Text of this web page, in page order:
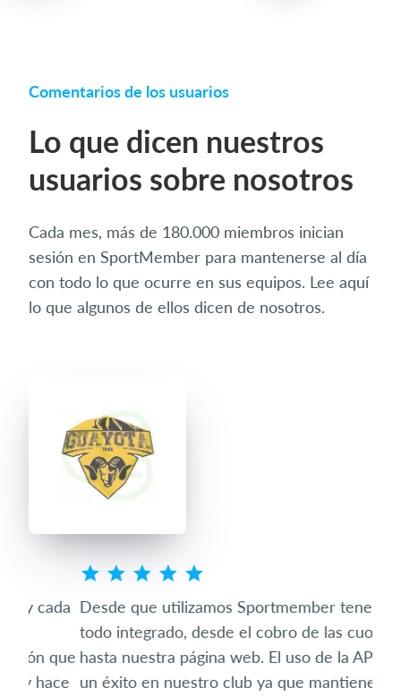
Comentarios de los usuarios
Lo que dicen nuestros
usuarios sobre nosotros
Cada mes, más de 180.000 miembros inician
sesión en SportMember para mantenerse al día
con todo lo que ocurre en sus equipos. Lee aquí
lo que algunos de ellos dicen de nosotros.
Desde que utilizamos Sportmember tenemos
todo integrado, desde el cobro de las cuotas,
hasta nuestra página web. El uso de la APP es
un éxito en nuestro club ya que mantiene a